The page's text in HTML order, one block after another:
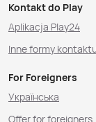
Kontakt do Play
Aplikacja Play24
Inne formy
For Foreigners
Українська
Offer for foreigners